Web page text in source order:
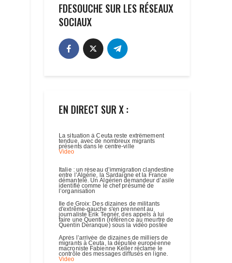
FDESOUCHE SUR LES RÉSEAUX
SOCIAUX
EN DIRECT SUR X :